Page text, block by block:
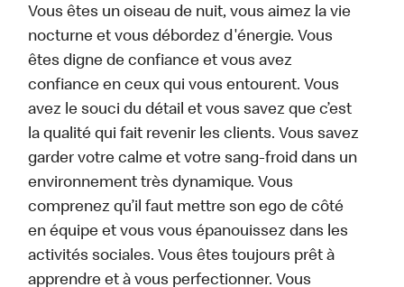
Vous êtes un oiseau de nuit, vous aimez la vie
nocturne et vous débordez d'énergie. Vous
êtes digne de confiance et vous avez
confiance en ceux qui vous entourent. Vous
avez le souci du détail et vous savez que c’est
la qualité qui fait revenir les clients. Vous savez
garder votre calme et votre sang-froid dans un
environnement très dynamique. Vous
comprenez qu’il faut mettre son ego de côté
en équipe et vous vous épanouissez dans les
activités sociales. Vous êtes toujours prêt à
apprendre et à vous perfectionner. Vous